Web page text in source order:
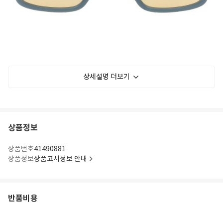
상세설명 더보기
상품정보
상품번호41490881
상품정보상품고시정보 안내
반품비용